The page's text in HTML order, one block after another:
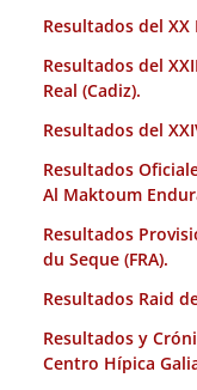
Resultados del XX
Resultados del
Real (Cadiz).
Resultados del
Resultados
Al Maktoum
Resultados
du Seque (FRA).
Resultados Raid
Resultados y
Centro Hípica